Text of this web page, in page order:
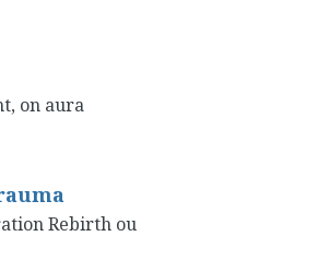
on aura
Rebirth ou